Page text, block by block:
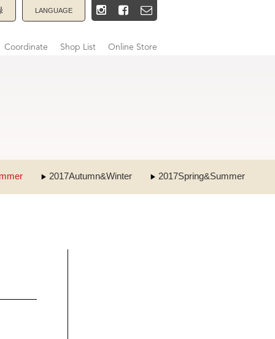
LANGUAGE
Coordinate Shop List Online Store
2017Autumn&Winter 2017Spring&Summer